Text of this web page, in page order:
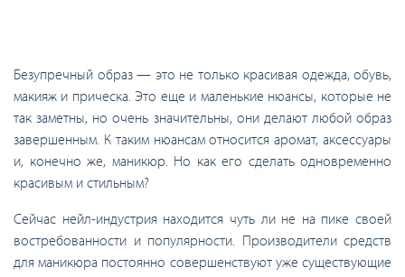
Безупречный образ — это не только красивая одежда, обувь,
макияж и прическа. Это еще и маленькие нюансы, которые не
так заметны, но очень значительны, они делают любой образ
завершенным. К таким нюансам относится аромат, аксессуары
и, конечно же, маникюр. Но как его сделать одновременно
красивым и стильным?
Сейчас нейл-индустрия находится чуть ли не на пике своей
востребованности и популярности. Производители средств
для маникюра постоянно совершенствуют уже существующие